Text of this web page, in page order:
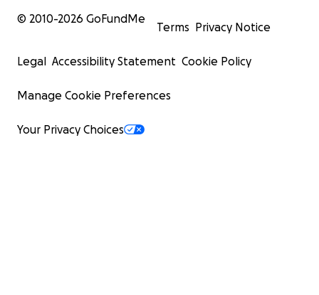
© 2010-2026 GoFundMe
Terms Privacy Notice
Legal Accessibility Statement Cookie Policy
Manage Cookie Preferences
Your Privacy Choices